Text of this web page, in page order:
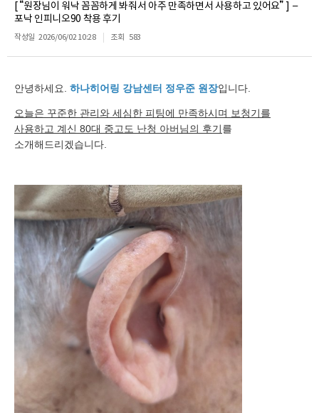
[ “원장님이 워낙 꼼꼼하게 봐줘서 아주 만족하면서 사용하고 있어요” ] –
포낙 인피니오90 착용 후기
작성일 2026/06/02 10:28 조회 583
안녕하세요. 하나히어링 강남센터 정우준 원장입니다.
오늘은 꾸준한 관리와 세심한 피팅에 만족하시며 보청기를
사용하고 계신 80대 중고도 난청 아버님의 후기를
소개해드리겠습니다.